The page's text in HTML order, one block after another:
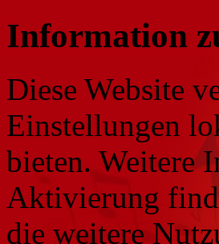
Information
Diese Website
Einstellungen
bieten. Weitere
Aktivierung
die weitere